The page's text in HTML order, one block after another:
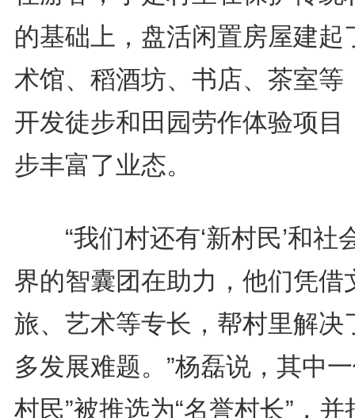
的基础上，盘活闲置房屋建起
术馆、稻酒坊、书店、茶室等
开发徒步和田园劳作体验项目
步丰富了业态。
“我们村还有‘新村民’和社
界的智囊团在助力，他们凭借
旅、艺术等专长，帮村里解决
多发展难题。”杨磊说，其中
村民”被推选为“名誉村长”，并